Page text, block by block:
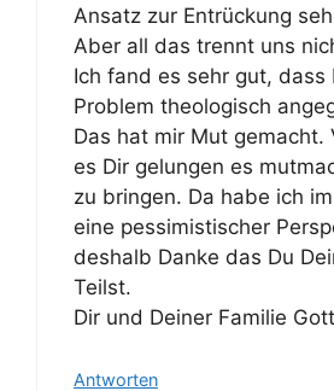
Ansatz zur Entrückung
Aber all das trennt uns
Ich fand es sehr gut, dass
Problem theologisch
Das hat mir Mut gemacht.
es Dir gelungen es
zu bringen. Da habe ich
eine pessimistischer
deshalb Danke das Du
Teilst.
Dir und Deiner Familie
Antworten